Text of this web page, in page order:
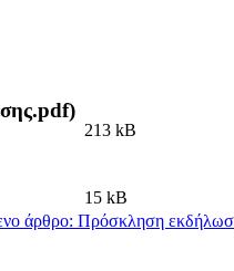
213 kB
15 kB
άρθρο: Πρόσκληση